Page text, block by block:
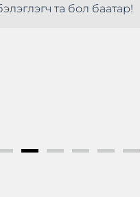
та бол баатар!